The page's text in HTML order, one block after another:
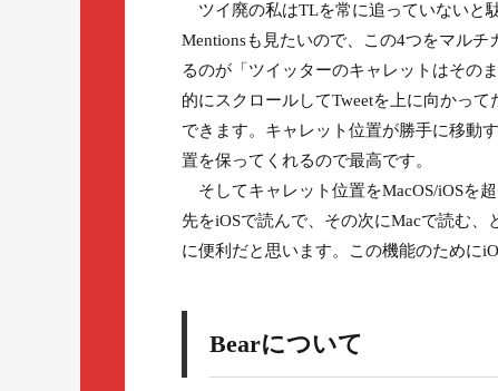
ツイ廃の私はTLを常に追っていないと
Mentionsも見たいので、この4つをマル
るのが「ツイッターのキャレットはその
的にスクロールしてTweetを上に向かっ
できます。キャレット位置が勝手に移動
置を保ってくれるので最高です。
そしてキャレット位置をMacOS/iOSを
先をiOSで読んで、その次にMacで読む
に便利だと思います。この機能のために
Bearについて